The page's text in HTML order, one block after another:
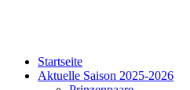
Startseite
Aktuelle Saison 2025-2026